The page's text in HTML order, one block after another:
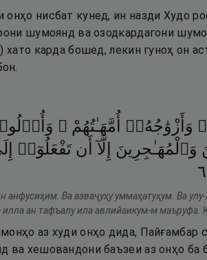
нисбат кунед, ин назди Худо
шумоянд ва озодкардагони
хато карда бошед, лекин гуноҳ он
وَأَزْوَٰجُهُۥٓ أُمَّهَـٰتُهُمْ ۗ
وَٱلْمُهَـٰجِرِينَ إِلَّآ أَن تَفْعَلُوٓا۟
٦
Ва азваҷуҳу уммаҳатуҳум. Ва
ан тафъалу ила авлийаикум-м маъруфа.
аз худи онҳо дида, Пайғамбар
ва хешовандони баъзеи аз онҳо ба